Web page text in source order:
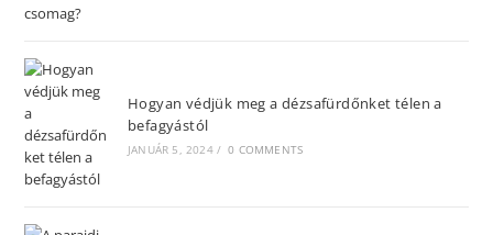
Hogyan védjük meg a dézsafürdőnket télen a
befagyástól
JANUÁR 5, 2024 / 0 COMMENTS